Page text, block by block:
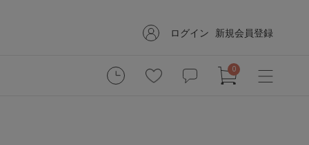
ログイン 新規会員登録
0